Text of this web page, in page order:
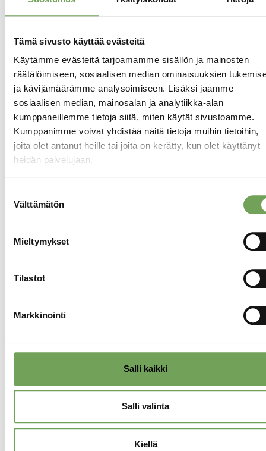
Tämä sivusto käyttää evästeitä
Käytämme evästeitä tarjoamamme sisällön ja mainosten
räätälöimiseen, sosiaalisen median ominaisuuksien
ja kävijämäärämme analysoimiseen. Lisäksi jaamme
sosiaalisen median, mainosalan ja analytiikka-alan
kumppaneillemme tietoja siitä, miten käytät sivustoamme.
Kumppanimme voivat yhdistää näitä tietoja muihin tietoihin,
joita olet antanut heille tai joita on kerätty, kun olet käyttänyt
heidän palvelujaan.
valinta
Välttämätön
Mieltymykset
Tilastot
Markkinointi
Salli kaikki
Salli valinta
Kiellä
Laine, Lauri: Madrid
II (2023)
290,00€
Laine, Lauri: Madrid I
(2023)
290,00€
Partanen, Marja-
(2025), litografia
Partanen, Marja-
Liisa: Kirjanoppinut
Lisää
ostoskoriin